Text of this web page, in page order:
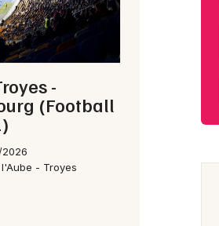
-
(Football
- Troyes